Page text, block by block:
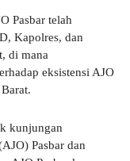
Pasbar telah
Kapolres, dan
di mana
eksistensi AJO
kunjungan
Pasbar dan